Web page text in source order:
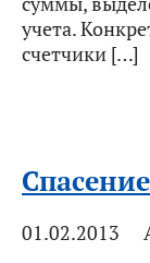
учета.
счетчики […]
01.02.2013